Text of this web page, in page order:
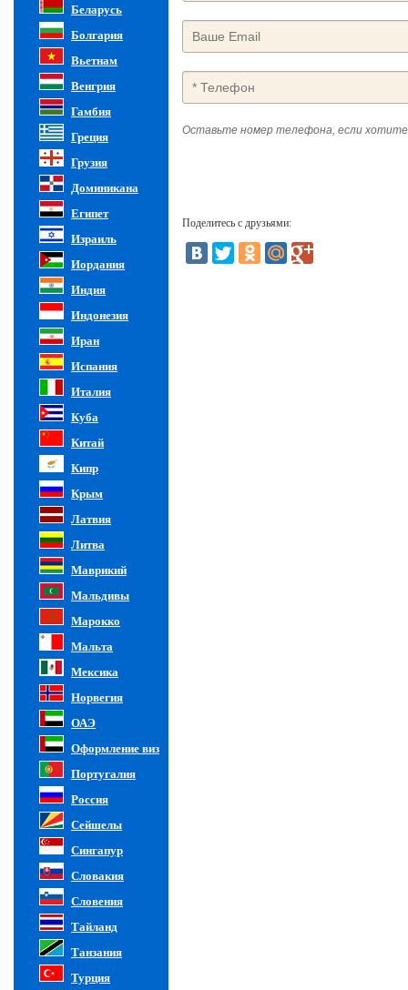
Беларусь
Болгария
Вьетнам
Венгрия
Гамбия
Греция
Грузия
Доминикана
Египет
Израиль
Иордания
Индия
Индонезия
Иран
Испания
Италия
Куба
Китай
Кипр
Крым
Латвия
Литва
Маврикий
Мальдивы
Марокко
Мальта
Мексика
Норвегия
ОАЭ
Оформление виз
Португалия
Россия
Сейшелы
Сингапур
Словакия
Словения
Тайланд
Танзания
Турция
Оставьте номер телефона, если
Поделитесь с друзьями: